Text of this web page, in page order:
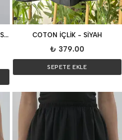
MERWİSH PİLİSELİ KREP İÇLİK - SİYAH COTON İÇLİK - SİYAH
₺ 379.00
SEPETE EKLE